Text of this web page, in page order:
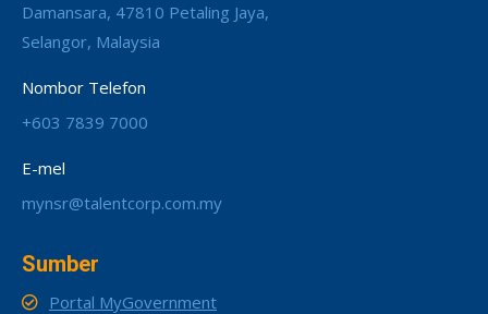
Damansara, 47810 Petaling Jaya,
Selangor, Malaysia
Nombor Telefon
+603 7839 7000
E-mel
mynsr@talentcorp.com.my
Sumber
Portal MyGovernment